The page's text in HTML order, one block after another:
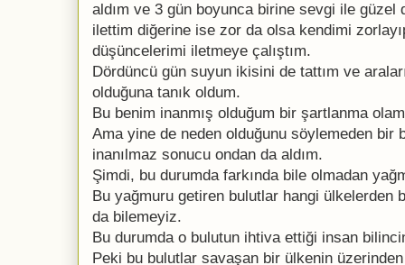
aldım ve 3 gün boyunca birine sevgi ile
ilettim diğerine ise zor da olsa kendimi
düşüncelerimi iletmeye çalıştım.
Dördüncü gün suyun ikisini de tattım ve
olduğuna tanık oldum.
Bu benim inanmış olduğum bir şartlanma
Ama yine de neden olduğunu söylemeden bir
inanılmaz sonucu ondan da aldım.
Şimdi, bu durumda farkında bile olmadan
Bu yağmuru getiren bulutlar hangi ülkelerden
da bilemeyiz.
Bu durumda o bulutun ihtiva ettiği insan
Peki bu bulutlar savaşan bir ülkenin